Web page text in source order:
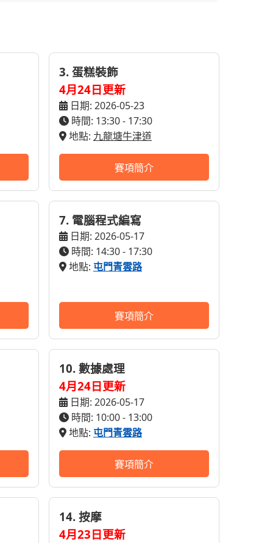
3. 蛋糕裝飾
4月24日更新
日期: 2026-05-23
時間: 13:30 - 17:30
地點: 九龍塘牛津道
賽項簡介
7. 電腦程式編寫
日期: 2026-05-17
時間: 14:30 - 17:30
地點: 屯門青雲路
賽項簡介
10. 數據處理
4月24日更新
日期: 2026-05-17
時間: 10:00 - 13:00
地點: 屯門青雲路
賽項簡介
14. 按摩
4月23日更新